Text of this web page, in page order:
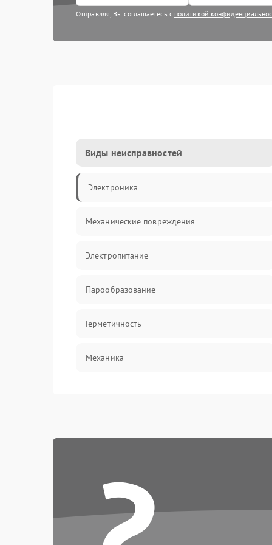
Отправляя, Вы соглашаетесь с политикой
Виды неисправностей
Электроника
Механические повреждения
Электропитание
Парообразование
Герметичность
Механика